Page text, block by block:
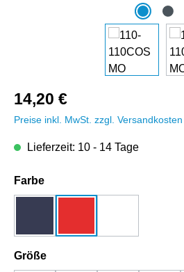
14,20 €
Preise inkl. MwSt. zzgl. Versandkosten
Lieferzeit: 10 - 14 Tage
Farbeauswählen
Größeauswählen